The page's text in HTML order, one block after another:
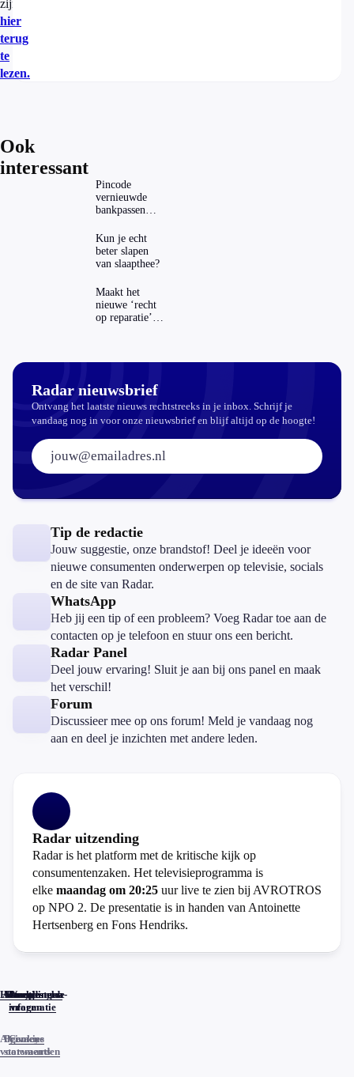
zijn
hier
terug
te
lezen.
Ook
interessant
Pincode
vernieuwde
bankpassen
ING-app: is dat
wel veilig?
Kun je echt
beter slapen
van slaapthee?
Maakt het
nieuwe ‘recht
op reparatie’
Radar nieuwsbrief
Ontvang het laatste nieuws rechtstreeks in je inbox. Schrijf je
vandaag nog in voor onze nieuwsbrief en blijf altijd op de hoogte!
E-mailadres:
Tip de redactie
Jouw suggestie, onze brandstof! Deel je ideeën voor
nieuwe consumenten onderwerpen op televisie, socials
en de site van Radar.
WhatsApp
Heb jij een tip of een probleem? Voeg Radar toe aan de
contacten op je telefoon en stuur ons een bericht.
Radar Panel
Deel jouw ervaring! Sluit je aan bij ons panel en maak
het verschil!
Forum
Discussieer mee op ons forum! Meld je vandaag nog
aan en deel je inzichten met andere leden.
Radar uitzending
Radar is het platform met de kritische kijk op
consumentenzaken. Het televisieprogramma is
elke maandag om 20:25 uur live te zien bij AVROTROS
op NPO 2. De presentatie is in handen van Antoinette
Hertsenberg en Fons Hendriks.
Home
Actueel
Uitzendingen
Reacties
Programma-
informatie
Veelgestelde
vragen
Algemene
voorwaarden
Privacy
statements
Cookies